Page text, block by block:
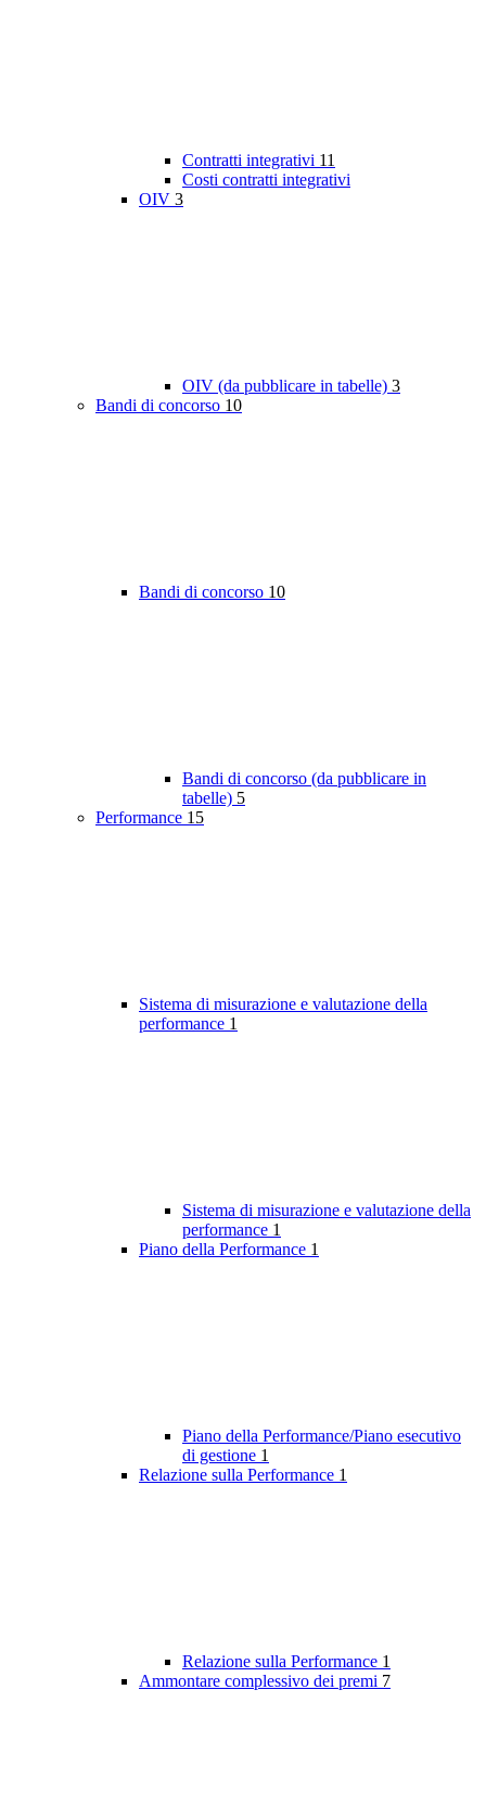
Contratti integrativi 11
Costi contratti integrativi
OIV 3
OIV (da pubblicare in tabelle) 3
Bandi di concorso 10
Bandi di concorso 10
Bandi di concorso (da pubblicare in
tabelle) 5
Performance 15
Sistema di misurazione e valutazione della
performance 1
Sistema di misurazione e valutazione della
performance 1
Piano della Performance 1
Piano della Performance/Piano esecutivo
di gestione 1
Relazione sulla Performance 1
Relazione sulla Performance 1
Ammontare complessivo dei premi 7